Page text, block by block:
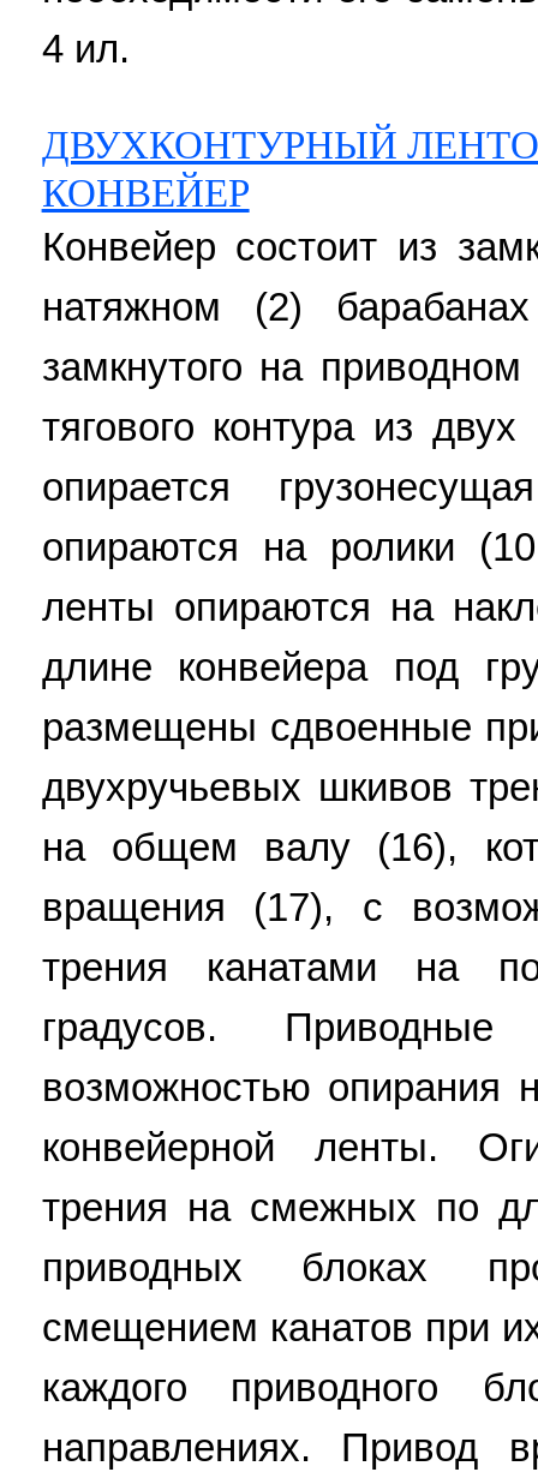
4 ил.
ДВУХКОНТУРНЫЙ
КОНВЕЙЕР
Конвейер состоит из
натяжном (2)
замкнутого на
тягового контура из
опирается
опираются на ролики
ленты опираются на
длине конвейера под
размещены сдвоенные
двухручьевых шкивов
на общем валу (16),
вращения (17), с
трения канатами на
градусов.
возможностью опирания
конвейерной ленты.
трения на смежных по
приводных блоках
смещением канатов при
каждого приводного
направлениях. Привод